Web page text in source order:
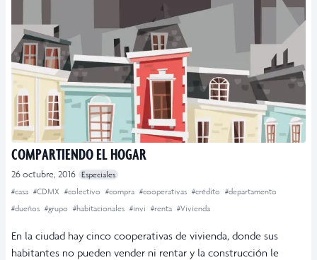
COMPARTIENDO EL HOGAR
26 octubre, 2016 Especiales
#casa #CDMX #colectivo #compra #cooperativas #crédito #departamento
#dueños #grupo #habitacionales #invi #renta #Vivienda
En la ciudad hay cinco cooperativas de vivienda, donde sus
habitantes no pueden vender ni rentar y la construcción le